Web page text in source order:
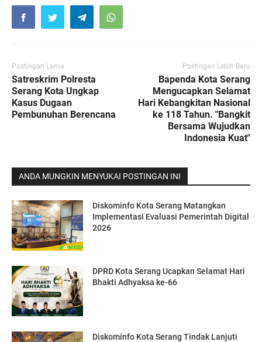
Postingan Lama
Satreskrim Polresta
Serang Kota Ungkap
Kasus Dugaan
Pembunuhan Berencana
Postingan Lebih Baru
Bapenda Kota Serang
Mengucapkan Selamat
Hari Kebangkitan Nasional
ke 118 Tahun. "Bangkit
Bersama Wujudkan
Indonesia Kuat"
ANDA MUNGKIN MENYUKAI POSTINGAN INI
Diskominfo Kota Serang Matangkan
Implementasi Evaluasi Pemerintah Digital
2026
DPRD Kota Serang Ucapkan Selamat Hari
Bhakti Adhyaksa ke-66
Diskominfo Kota Serang Tindak Lanjuti